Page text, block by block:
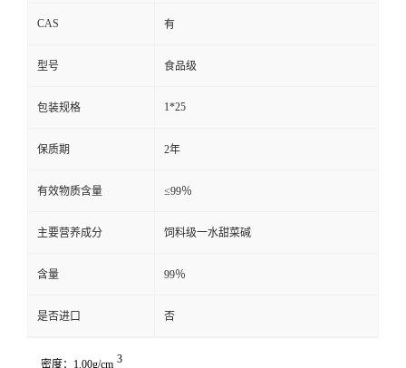
CAS 有
型号 食品级
包装规格 1*25
保质期 2年
有效物质含量 ≤99％
主要营养成分 饲料级一水甜菜碱
含量 99％
是否进口 否
密度：1.00g/cm 3